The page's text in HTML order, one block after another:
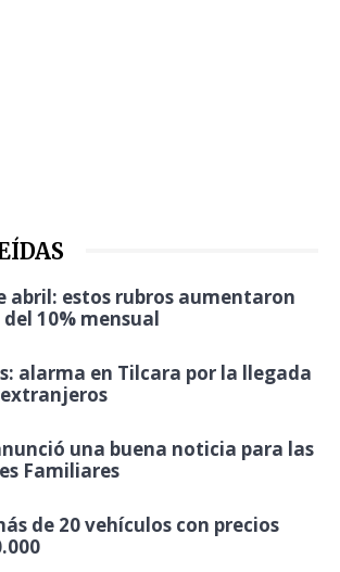
abril: estos rubros aumentaron
10% mensual
alarma en Tilcara por la llegada
una buena noticia para las
Familiares
de 20 vehículos con precios